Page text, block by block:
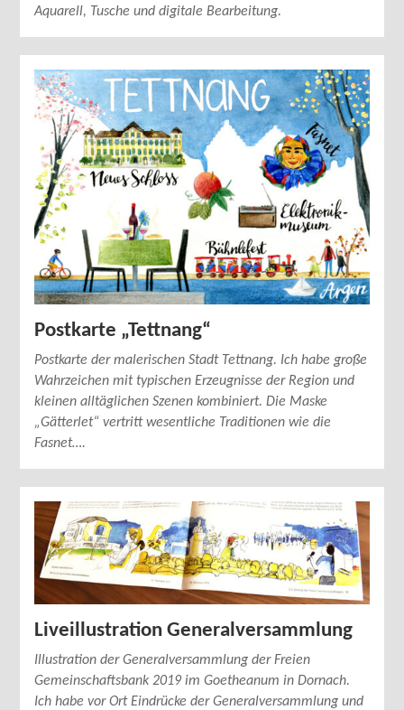
Aquarell, Tusche und digitale Bearbeitung.
Postkarte „Tettnang“
Postkarte der malerischen Stadt Tettnang. Ich habe große
Wahrzeichen mit typischen Erzeugnisse der Region und
kleinen alltäglichen Szenen kombiniert. Die Maske
„Gätterlet“ vertritt wesentliche Traditionen wie die
Fasnet….
Liveillustration Generalversammlung
Illustration der Generalversammlung der Freien
Gemeinschaftsbank 2019 im Goetheanum in Dornach.
Ich habe vor Ort Eindrücke der Generalversammlung und